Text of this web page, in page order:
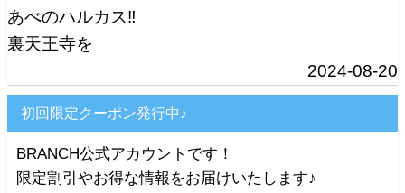
あべのハルカス‼️
裏天王寺を
2024-08-20
初回限定クーポン発行中♪
BRANCH公式アカウントです！
限定割引やお得な情報をお届けいたします♪